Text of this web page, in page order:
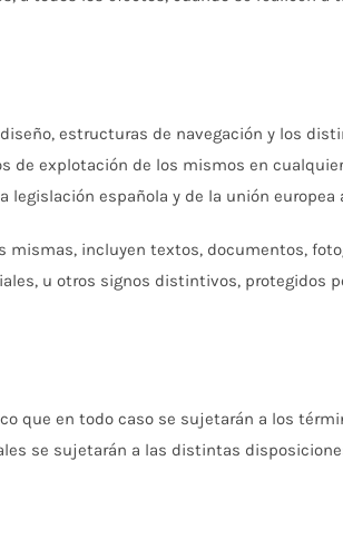
estructuras de navegación y los
de explotación de los mismos en
española y de la unión europea
mismas, incluyen textos, documentos,
u otros signos distintivos, protegidos
que en todo caso se sujetarán a los
se sujetarán a las distintas